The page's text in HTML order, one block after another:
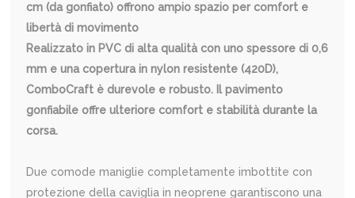
cm (da gonfiato) offrono ampio spazio per comfort e
libertà di movimento
Realizzato in PVC di alta qualità con uno spessore di 0,6
mm e una copertura in nylon resistente (420D),
ComboCraft è durevole e robusto. Il pavimento
gonfiabile offre ulteriore comfort e stabilità durante la
corsa.
Due comode maniglie completamente imbottite con
protezione della caviglia in neoprene garantiscono una